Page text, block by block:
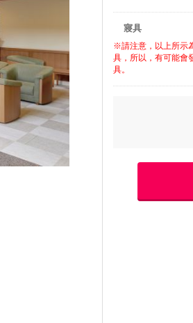
寢具
※請注意，以上所示
具，所以，有可能會
具。